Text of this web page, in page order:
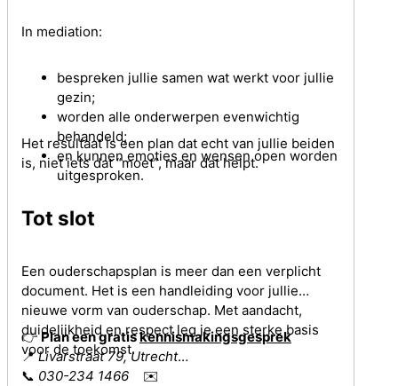
In mediation:
bespreken jullie samen wat werkt voor jullie
gezin;
worden alle onderwerpen evenwichtig
behandeld;
en kunnen emoties en wensen open worden
uitgesproken.
Het resultaat is een plan dat echt van jullie beiden
is, niet iets dat “moet”, maar dat helpt.
Tot slot
Een ouderschapsplan is meer dan een verplicht
document. Het is een handleiding voor jullie
nieuwe vorm van ouderschap. Met aandacht,
duidelijkheid en respect leg je een sterke basis
voor de toekomst.
👉Plan een gratiskennismakingsgesprek
📍Livarstraat 79, Utrecht
📞 030-234 1466 ✉️